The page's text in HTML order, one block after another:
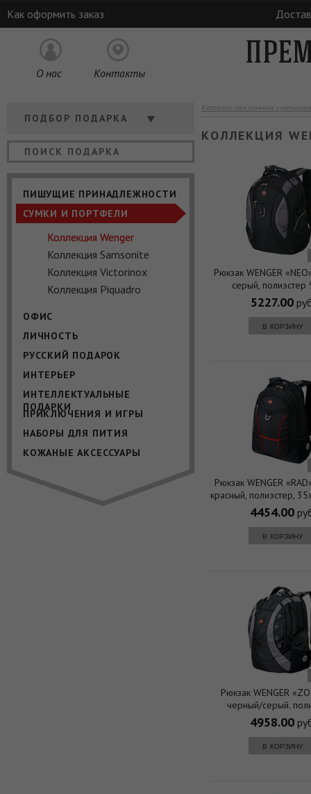
Как оформить заказ
О нас Контакты
ПОДБОР ПОДАРКА Кому
Отрасль Цена
ПИШУЩИЕ ПРИНАДЛЕЖНОСТИ
СУМКИ И ПОРТФЕЛИ
Коллекция Wenger
Коллекция Samsonite
Коллекция Victorinox
Коллекция Piquadro
ОФИС
ЛИЧНОСТЬ
РУССКИЙ ПОДАРОК
ИНТЕРЬЕР
ИНТЕЛЛЕКТУАЛЬНЫЕ
ПОДАРКИ
ПРИКЛЮЧЕНИЯ И ИГРЫ
НАБОРЫ ДЛЯ ПИТИЯ
КОЖАНЫЕ АКСЕССУАРЫ
Каталог рекламных сувениров
КОЛЛЕКЦИЯ
Рюкзак WENGER
серый, полиэстер
35х23х48см
5227.00
в корзину
Рюкзак WENGER
красный, полиэстер,
33 л
4454.00
в корзину
Рюкзак WENGER
черный/серый.
36х21х47 см
4958.00
в корзину